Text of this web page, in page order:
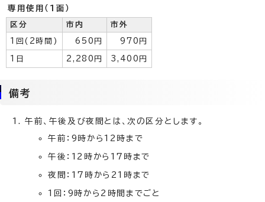
専用使用（1面）
区分 市内 市外
1回(2時間) 650円 970円
1日 2,280円 3,400円
備考
午前、午後及び夜間とは、次の区分とします。
午前：9時から12時まで
午後：12時から17時まで
夜間：17時から21時まで
1回：9時から2時間までごと